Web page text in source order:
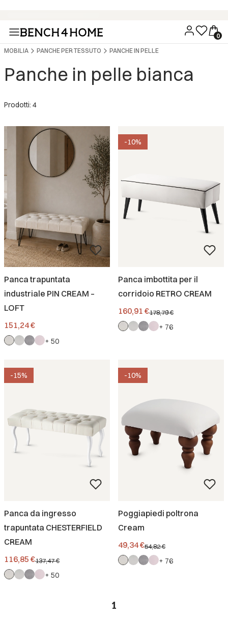
MOBILIA PANCHE PER TESSUTO PANCHE IN PELLE
Panche in pelle bianca
Prodotti: 4
Panca trapuntata
industriale PIN CREAM –
LOFT
Prezzo
151,24 €
+ 50
-10%
Panca imbottita per il
corridoio RETRO CREAM
Prezzo promozionale
160,91 €178,79 €
+ 76
-15%
Panca da ingresso
trapuntata CHESTERFIELD
CREAM
Prezzo promozionale
116,85 €137,47 €
+ 50
-10%
Poggiapiedi poltrona
Cream
Prezzo promozionale
49,34 €54,82 €
+ 76
1